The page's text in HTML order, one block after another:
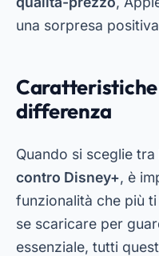
una sorpresa
differenza
Quando si sceglie tra
contro Disney+, è
funzionalità che più
se scaricare per
essenziale, tutti